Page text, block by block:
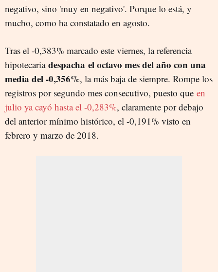
negativo, sino 'muy en negativo'. Porque lo está, y
mucho, como ha constatado en agosto.
Tras el -0,383% marcado este viernes, la referencia
hipotecaria despacha el octavo mes del año con una
media del -0,356%, la más baja de siempre. Rompe los
registros por segundo mes consecutivo, puesto que en
julio ya cayó hasta el -0,283%, claramente por debajo
del anterior mínimo histórico, el -0,191% visto en
febrero y marzo de 2018.